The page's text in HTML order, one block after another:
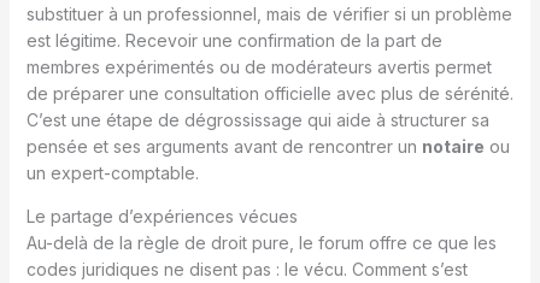
substituer à un professionnel, mais de vérifier si un problème
est légitime. Recevoir une confirmation de la part de
membres expérimentés ou de modérateurs avertis permet
de préparer une consultation officielle avec plus de sérénité.
C’est une étape de dégrossissage qui aide à structurer sa
pensée et ses arguments avant de rencontrer un notaire ou
un expert-comptable.
Le partage d’expériences vécues
Au-delà de la règle de droit pure, le forum offre ce que les
codes juridiques ne disent pas : le vécu. Comment s’est